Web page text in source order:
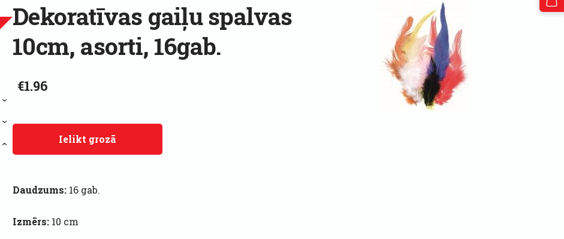
›
›
›
Dekoratīvas gaiļu spalvas
10cm, asorti, 16gab.
€1.96
Ielikt grozā
Daudzums: 16 gab.
Izmērs: 10 cm